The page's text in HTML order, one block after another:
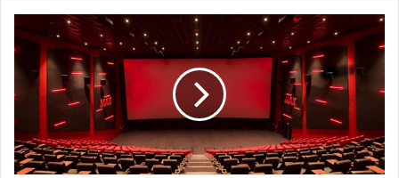
كاليفورنيا
تعيد
فتح
صالات
السينما
هذا
التاريخ